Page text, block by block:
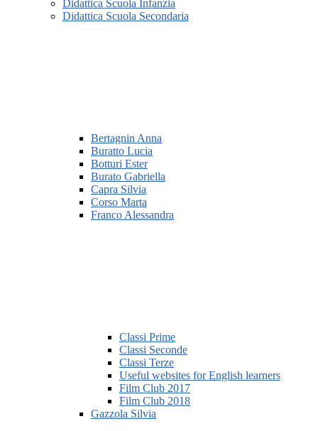
Didattica Scuola Infanzia
Didattica Scuola Secondaria
Bertagnin Anna
Buratto Lucia
Botturi Ester
Burato Gabriella
Capra Silvia
Corso Marta
Franco Alessandra
Classi Prime
Classi Seconde
Classi Terze
Useful websites for English learners
Film Club 2017
Film Club 2018
Gazzola Silvia